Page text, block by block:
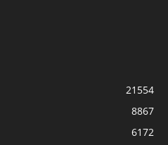
21554
8867
6172